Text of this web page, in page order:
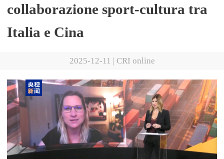
collaborazione sport-cultura tra
Italia e Cina
2025-12-11 | CRI online